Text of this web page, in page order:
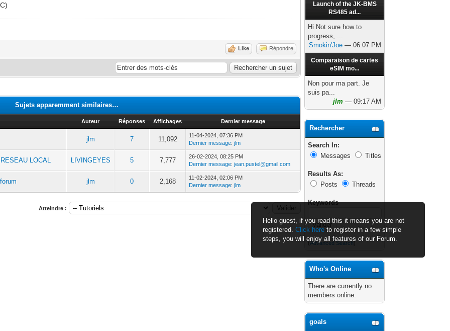
Hello guest, if you read this it means you are not
registered. Click hereto register in a few simple
steps, you will enjoy all features of our Forum.
Like Répondre
Sujets apparemment similaires…
Auteur Réponses Affichages Dernier message
jlm 7 11,092
11-04-2024, 07:36 PM
Dernier message:jlm
LOCAL LIVINGEYES 5 7,777
26-02-2024, 08:25 PM
Dernier message:jean.pustel@gmail.com
jlm 0 2,168
11-02-2024, 02:06 PM
Dernier message:jlm
Atteindre :
Launch of the JK-BMS
RS485 ad...
Hi Not sure how to
progress, ...
Smokin'Joe — 06:07 PM
Comparaison de cartes
eSIM mo...
Non pour ma part. Je
suis pa...
jlm — 09:17 AM
Rechercher
Search In:
Messages
Titles
Results As:
Posts
Threads
Keywords
(Advanced Search)
Who's Online
There are currently no
members online.
goals